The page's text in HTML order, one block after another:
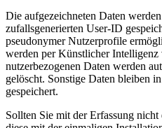
Die aufgezeichneten Daten
zufallsgenerierten User-ID
pseudonymer Nutzerprofile
werden per Künstlicher Intelligenz
nutzerbezogenen Daten werden
gelöscht. Sonstige Daten bleiben
gespeichert.
Sollten Sie mit der Erfassung